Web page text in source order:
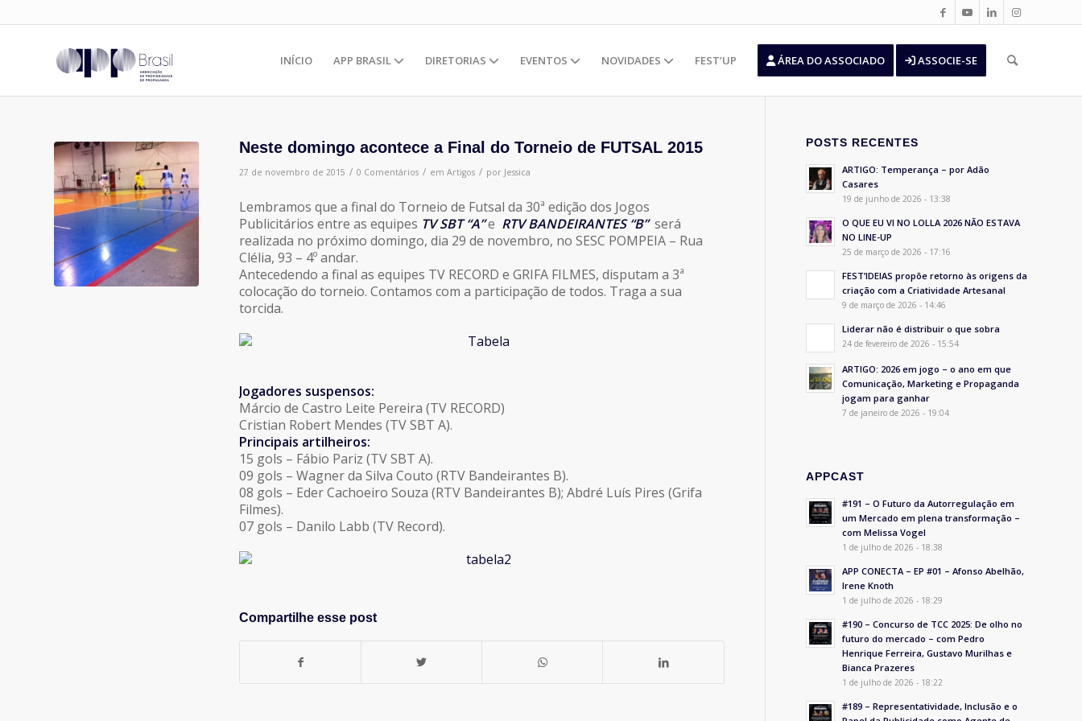
INÍCIO APP BRASIL DIRETORIAS EVENTOS NOVIDADES FEST’UP ÁREA DO ASSOCIADO ASSOCIE-SE
Neste domingo acontece a Final do Torneio de FUTSAL 2015
27 de novembro de 2015 / 0 Comentários / em Artigos / por Jessica
Lembramos que a final do Torneio de Futsal da 30ª edição dos Jogos
Publicitários entre as equipes TV SBT “A”e RTV BANDEIRANTES “B” será
realizada no próximo domingo, dia 29 de novembro, no SESC POMPEIA – Rua
Clélia, 93 – 4º andar.
Antecedendo a final as equipes TV RECORD e GRIFA FILMES, disputam a 3ª
colocação do torneio. Contamos com a participação de todos. Traga a sua
torcida.
Jogadores suspensos:
Márcio de Castro Leite Pereira (TV RECORD)
Cristian Robert Mendes (TV SBT A).
Principais artilheiros:
15 gols – Fábio Pariz (TV SBT A).
09 gols – Wagner da Silva Couto (RTV Bandeirantes B).
08 gols – Eder Cachoeiro Souza (RTV Bandeirantes B); Abdré Luís Pires (Grifa
Filmes).
07 gols – Danilo Labb (TV Record).
Compartilhe esse post
POSTS RECENTES
ARTIGO: Temperança – por Adão
Casares
19 de junho de 2026 - 13:38
O QUE EU VI NO LOLLA 2026 NÃO ESTAVA
NO LINE-UP
25 de março de 2026 - 17:16
FEST’IDEIAS propõe retorno às origens da
criação com a Criatividade Artesanal
9 de março de 2026 - 14:46
Liderar não é distribuir o que sobra
24 de fevereiro de 2026 - 15:54
ARTIGO: 2026 em jogo – o ano em que
Comunicação, Marketing e Propaganda
jogam para ganhar
7 de janeiro de 2026 - 19:04
APPCAST
#191 – O Futuro da Autorregulação em
um Mercado em plena transformação –
com Melissa Vogel
1 de julho de 2026 - 18:38
APP CONECTA – EP #01 – Afonso Abelhão,
Irene Knoth
1 de julho de 2026 - 18:29
#190 – Concurso de TCC 2025: De olho no
futuro do mercado – com Pedro
Henrique Ferreira, Gustavo Murilhas e
Bianca Prazeres
1 de julho de 2026 - 18:22
#189 – Representatividade, Inclusão e o